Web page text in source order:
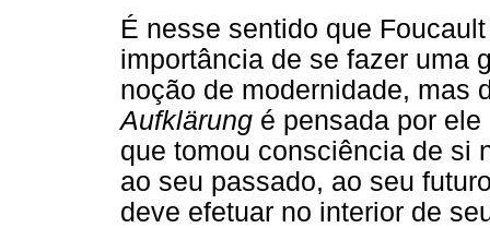
É nesse sentido que
importância de se fazer uma
noção de modernidade, mas
Aufklärung é pensada por
que tomou consciência de si
ao seu passado, ao seu
deve efetuar no interior de